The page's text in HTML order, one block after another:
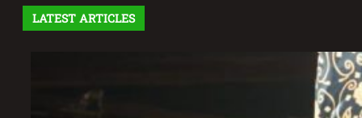
LATEST ARTICLES